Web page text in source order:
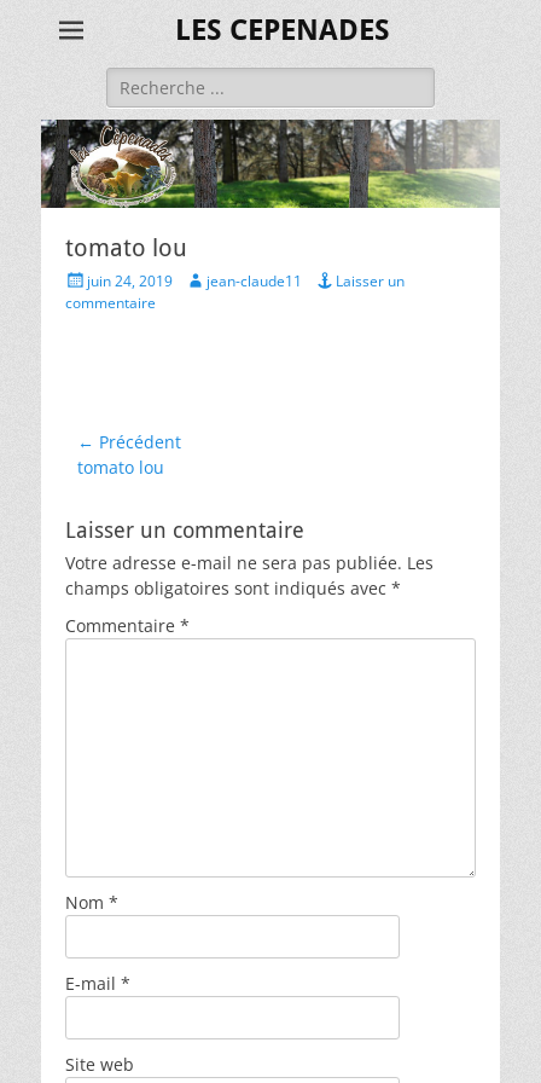
LES CEPENADES
Rechercher :
tomato lou
Posted
on
juin 24, 2019 Authorjean-claude11
Laisser un
commentaire
Navigation
de
← Précédent
Article
tomato lou
Laisser un commentaire
Votre adresse e-mail ne sera pas publiée. Les
champs obligatoires sont indiqués avec *
Commentaire *
Nom *
E-mail *
Site web